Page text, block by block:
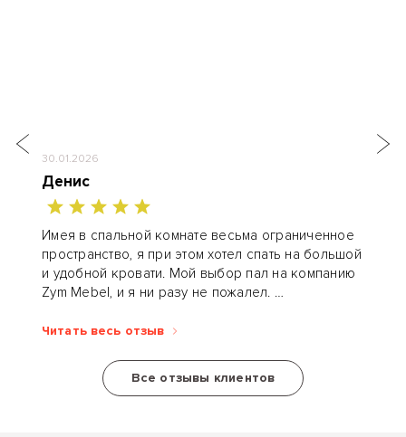
30.01.2026
Денис
Имея в спальной комнате весьма ограниченное
пространство, я при этом хотел спать на большой
и удобной кровати. Мой выбор пал на компанию
Zym Mebel, и я ни разу не пожалел.
Конструктор разработал кровать-книгу...
Читать весь отзыв
Все отзывы клиентов